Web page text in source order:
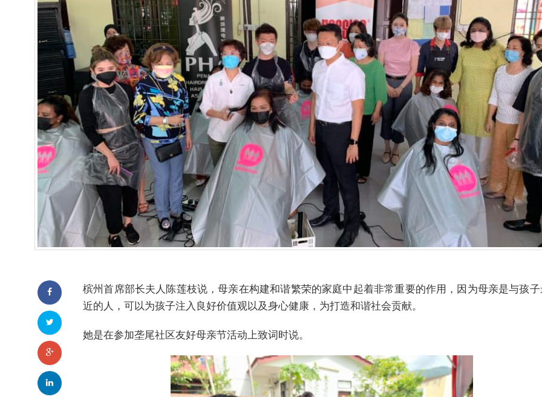
槟州首席部长夫人陈莲枝说，母亲在构建和谐繁荣的家庭中起着非常重要的作用，因为母亲是与孩
近的人，可以为孩子注入良好价值观以及身心健康，为打造和谐社会贡献。
她是在参加垄尾社区友好母亲节活动上致词时说。